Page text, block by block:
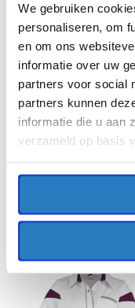
We gebruiken
personaliseren, om
en om ons
informatie over uw
partners voor social
partners kunnen
informatie die u aan
verzameld op basis
Haen
Haen zorgjas Bente
€40,34